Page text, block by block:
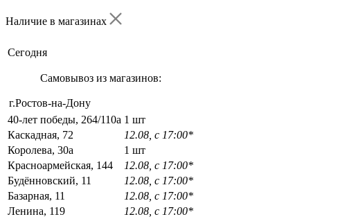
Наличие в магазинах
Сегодня
Самовывоз из магазинов:
г.Ростов-на-Дону
40-лет победы, 264/110а 1 шт
Каскадная, 72
12.08, с 17:00*
Королева, 30а
1 шт
Красноармейская, 144
12.08, с 17:00*
Будённовский, 11
12.08, с 17:00*
Базарная, 11
12.08, с 17:00*
Ленина, 119
12.08, с 17:00*